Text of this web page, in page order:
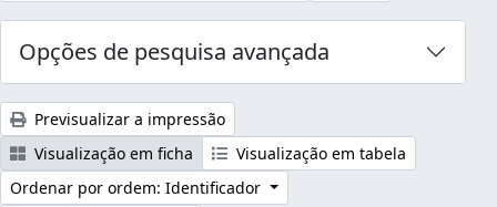
Opções de pesquisa avançada
Previsualizar a impressão
Visualização em ficha
Visualização em tabela
Ordenar por ordem: Identificador